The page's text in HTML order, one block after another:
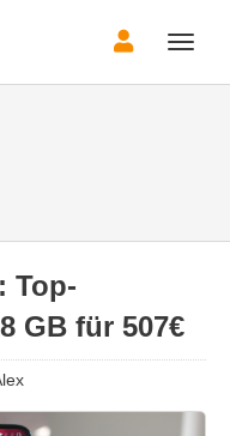
Toggle
Top-
GB für 507€